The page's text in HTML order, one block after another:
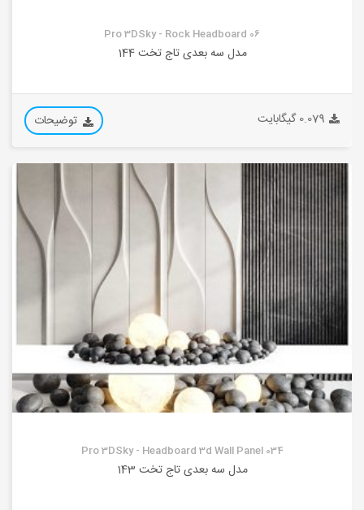
Pro 3DSky - Rock Headboard 06
مدل سه بعدی تاج تخت 144
0.079 گیگابایت توضیحات
Pro 3DSky - Headboard 3d Wall Panel 034
مدل سه بعدی تاج تخت 143